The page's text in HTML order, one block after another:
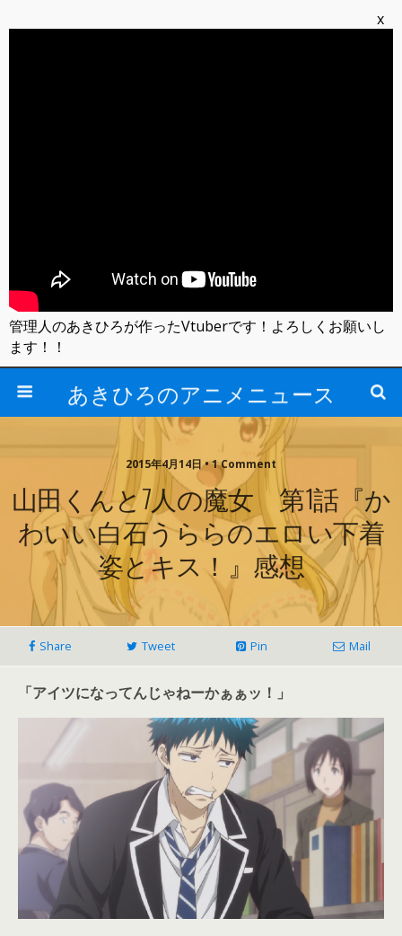
あきひろのアニメニュース
2015年4月14日 • 1 Comment
山田くんと7人の魔女 第1話『か
わいい白石うららのエロい下着
姿とキス！』感想
Share Tweet Pin Mail
「アイツになってんじゃねーかぁぁッ！」
x
管理人のあきひろが作ったVtuberです！よろしくお願いし
ます！！